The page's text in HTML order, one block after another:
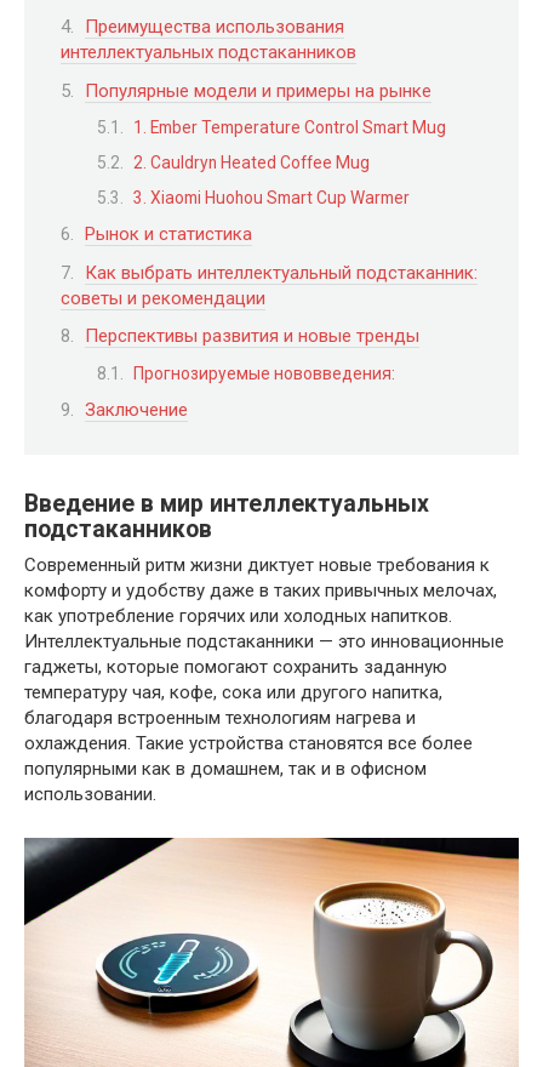
Преимущества использования
интеллектуальных подстаканников
Популярные модели и примеры на рынке
1. Ember Temperature Control Smart Mug
2. Cauldryn Heated Coffee Mug
3. Xiaomi Huohou Smart Cup Warmer
Рынок и статистика
Как выбрать интеллектуальный подстаканник:
советы и рекомендации
Перспективы развития и новые тренды
Прогнозируемые нововведения:
Заключение
Введение в мир интеллектуальных
подстаканников
Современный ритм жизни диктует новые требования к
комфорту и удобству даже в таких привычных мелочах,
как употребление горячих или холодных напитков.
Интеллектуальные подстаканники — это инновационные
гаджеты, которые помогают сохранить заданную
температуру чая, кофе, сока или другого напитка,
благодаря встроенным технологиям нагрева и
охлаждения. Такие устройства становятся все более
популярными как в домашнем, так и в офисном
использовании.